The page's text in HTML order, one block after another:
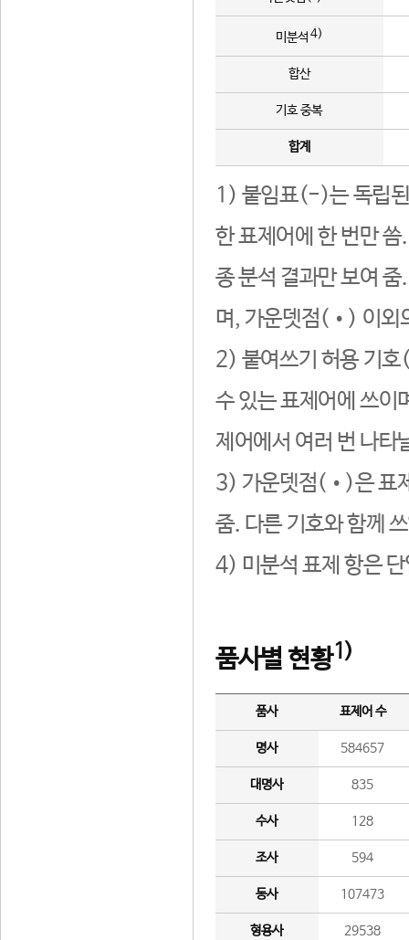
미분석 4)
합산
기호 중복
합계
1) 붙임표(-)는 독립된
한 표제어에 한 번만
종 분석 결과만 보여
며, 가운뎃점(•) 이외
2) 붙여쓰기 허용 기호
수 있는 표제어에 쓰이
제어에서 여러 번 나타
3) 가운뎃점(•)은 표
줌. 다른 기호와 함께
4) 미분석 표제 항은
품사별 현황1)
품사 표제어 수
명사 584657
대명사 835
수사 128
조사 594
동사 107473
형용사 29538